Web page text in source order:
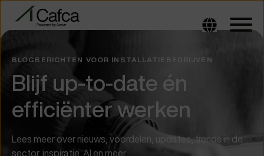
BLOGBERICHTEN VOOR INSTALLATIEBEDRIJVEN
Blijf up-to-date én
efficiënter werken
Lees meer over nieuws, voordelen, updates, trends in de
sector, inspiratie, AI en meer ...